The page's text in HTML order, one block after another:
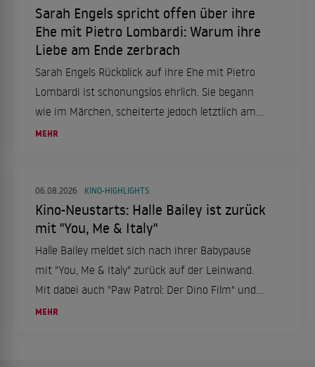
Sarah Engels spricht offen über ihre
Ehe mit Pietro Lombardi: Warum ihre
Liebe am Ende zerbrach
Sarah Engels Rückblick auf ihre Ehe mit Pietro
Lombardi ist schonungslos ehrlich. Sie begann
wie im Märchen, scheiterte jedoch letztlich am
enormen Druck.
MEHR
06.08.2026 KINO-HIGHLIGHTS
Kino-Neustarts: Halle Bailey ist zurück
mit "You, Me & Italy"
Halle Bailey meldet sich nach ihrer Babypause
mit "You, Me & Italy" zurück auf der Leinwand.
Mit dabei auch "Paw Patrol: Der Dino Film" und
"Nightborn". Ein Kinowochenende voller
MEHR